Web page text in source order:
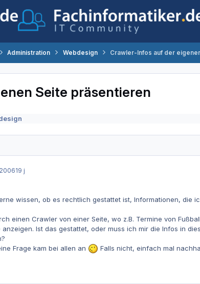
Administration Webdesign Crawler-Infos auf der
Seite präsentieren
19 j
wissen, ob es rechtlich gestattet ist, Informationen, die
einen Crawler von einer Seite, wo z.B. Termine von
anzeigen. Ist das gestattet, oder muss ich mir die Infos in
Frage kam bei allen an
Falls nicht, einfach mal